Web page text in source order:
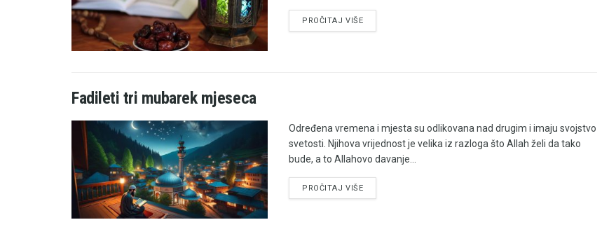
PROČITAJ VIŠE
Fadileti tri mubarek mjeseca
Određena vremena i mjesta su odlikovana nad drugim i imaju svojstvo
svetosti. Njihova vrijednost je velika iz razloga što Allah želi da tako
bude, a to Allahovo davanje...
PROČITAJ VIŠE